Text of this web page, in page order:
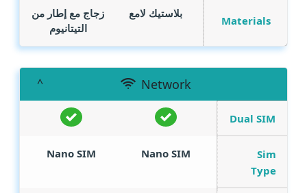
Materials
بلاستيك لامع
زجاج مع إطار من
التيتانيوم
Network
Dual SIM
Sim
Type
Nano SIM
Nano SIM